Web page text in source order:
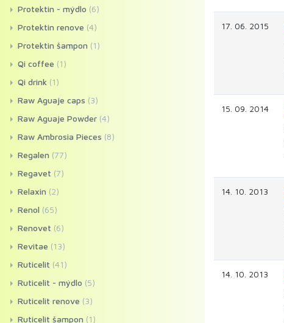
17. 06. 2015
15. 09. 2014
14. 10. 2013
14. 10. 2013
Protektin - mýdlo (6)
Protektin renove (4)
Protektin šampon (1)
Qi coffee (1)
Qi drink (1)
Raw Aguaje caps (3)
Raw Aguaje Powder (4)
Raw Ambrosia Pieces (8)
Regalen (77)
Regavet (7)
Relaxin (2)
Renol (65)
Renovet (6)
Revitae (13)
Ruticelit (41)
Ruticelit - mýdlo (5)
Ruticelit renove (3)
Ruticelit šampon (1)